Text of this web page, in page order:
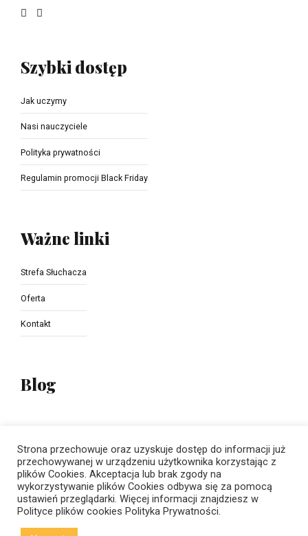
Szybki dostęp
Jak uczymy
Nasi nauczyciele
Polityka prywatności
Regulamin promocji Black Friday
Ważne linki
Strefa Słuchacza
Oferta
Kontakt
Blog
The Importance of school education
Strona przechowuje oraz uzyskuje dostęp do informacji już
przechowywanej w urządzeniu użytkownika korzystając z
plików Cookies. Akceptacja lub brak zgody na
wykorzystywanie plików Cookies odbywa się za pomocą
ustawień przeglądarki. Więcej informacji znajdziesz w
Polityce plików cookies Polityka Prywatności.